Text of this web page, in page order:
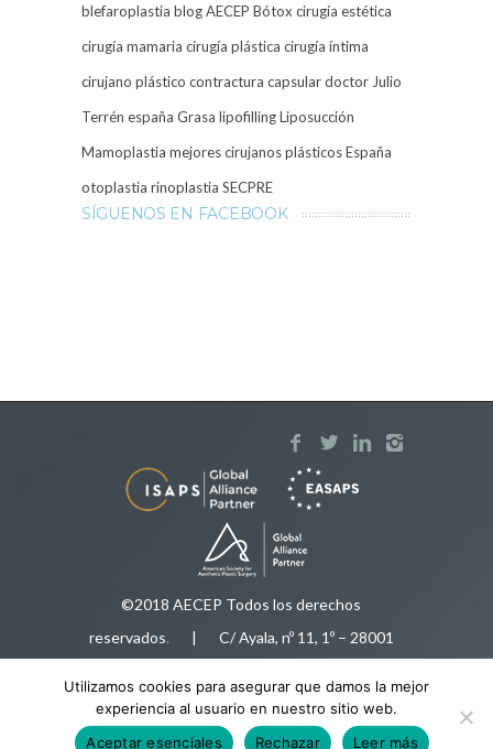
blefaroplastia blog AECEP Bótox cirugía estética
cirugía mamaria cirugía plástica cirugía íntima
cirujano plástico contractura capsulardoctor Julio
Terrén españa Grasa lipofillingLiposucción
Mamoplastia mejores cirujanos plásticos España
otoplastia rinoplastia SECPRE
SÍGUENOS EN FACEBOOK
©2018 AECEP Todos los derechos
reservados. | C/ Ayala, nº 11, 1º – 28001
Tfnos:91 575 50 35/ 616 92 78 34|
aecep@aecep.es
Utilizamos cookies para asegurar que damos la mejor
experiencia al usuario en nuestro sitio web.
Aceptar esenciales
Rechazar Leer más